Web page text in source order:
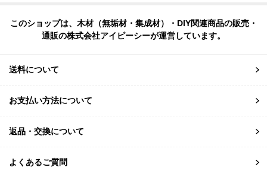
このショップは、木材（無垢材・集成材）・DIY関連商品の販売・
通販の株式会社アイピーシーが運営しています。
送料について
お支払い方法について
返品・交換について
よくあるご質問